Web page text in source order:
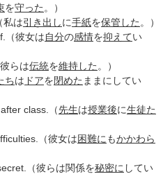
を守った 。）
私は引き出しに手紙を保管した 。）
（彼女は自分の感情を抑えてい
らは伝統を維持した 。）
ちは ドアを閉めた ままにしてい
after class.（先生は授業後に生徒た
（彼女は困難に もかかわら
（彼らは関係を秘密に してい